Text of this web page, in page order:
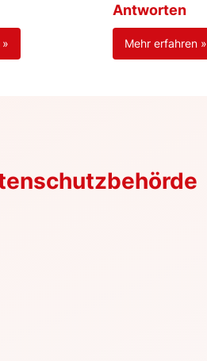
Antworten
Mehr erfahren »